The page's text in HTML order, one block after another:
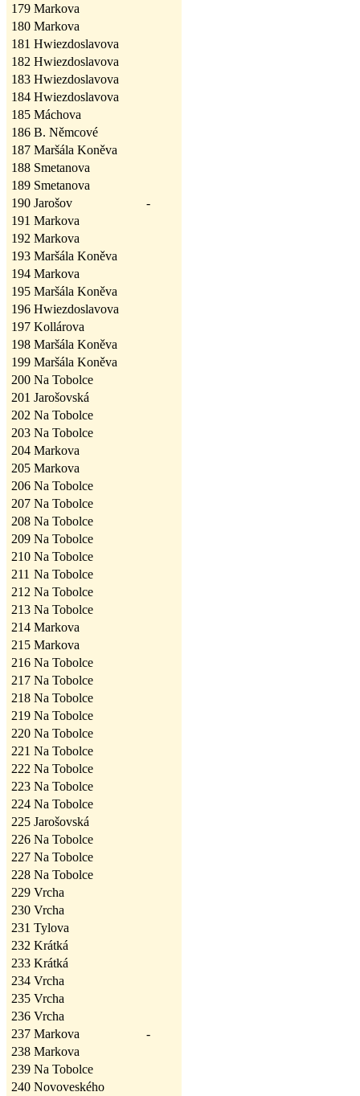
179 Markova
180 Markova
181 Hwiezdoslavova
182 Hwiezdoslavova
183 Hwiezdoslavova
184 Hwiezdoslavova
185 Máchova
186 B. Němcové
187 Maršála Koněva
188 Smetanova
189 Smetanova
190 Jarošov
-
191 Markova
192 Markova
193 Maršála Koněva
194 Markova
195 Maršála Koněva
196 Hwiezdoslavova
197 Kollárova
198 Maršála Koněva
199 Maršála Koněva
200 Na Tobolce
201 Jarošovská
202 Na Tobolce
203 Na Tobolce
204 Markova
205 Markova
206 Na Tobolce
207 Na Tobolce
208 Na Tobolce
209 Na Tobolce
210 Na Tobolce
211 Na Tobolce
212 Na Tobolce
213 Na Tobolce
214 Markova
215 Markova
216 Na Tobolce
217 Na Tobolce
218 Na Tobolce
219 Na Tobolce
220 Na Tobolce
221 Na Tobolce
222 Na Tobolce
223 Na Tobolce
224 Na Tobolce
225 Jarošovská
226 Na Tobolce
227 Na Tobolce
228 Na Tobolce
229 Vrcha
230 Vrcha
231 Tylova
232 Krátká
233 Krátká
234 Vrcha
235 Vrcha
236 Vrcha
237 Markova
-
238 Markova
239 Na Tobolce
240 Novoveského